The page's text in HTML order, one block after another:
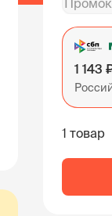
1 143
1 товар